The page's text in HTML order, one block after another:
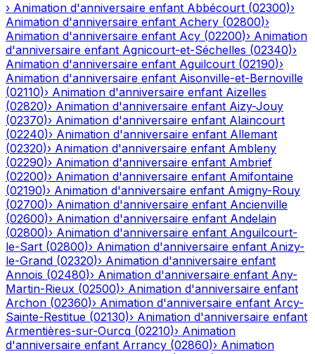
› Animation d'anniversaire enfant Abbécourt (02300)›
Animation d'anniversaire enfant Achery (02800)›
Animation d'anniversaire enfant Acy (02200)› Animation
d'anniversaire enfant Agnicourt-et-Séchelles (02340)›
Animation d'anniversaire enfant Aguilcourt (02190)›
Animation d'anniversaire enfant Aisonville-et-Bernoville
(02110)› Animation d'anniversaire enfant Aizelles
(02820)› Animation d'anniversaire enfant Aizy-Jouy
(02370)› Animation d'anniversaire enfant Alaincourt
(02240)› Animation d'anniversaire enfant Allemant
(02320)› Animation d'anniversaire enfant Ambleny
(02290)› Animation d'anniversaire enfant Ambrief
(02200)› Animation d'anniversaire enfant Amifontaine
(02190)› Animation d'anniversaire enfant Amigny-Rouy
(02700)› Animation d'anniversaire enfant Ancienville
(02600)› Animation d'anniversaire enfant Andelain
(02800)› Animation d'anniversaire enfant Anguilcourt-
le-Sart (02800)› Animation d'anniversaire enfant Anizy-
le-Grand (02320)› Animation d'anniversaire enfant
Annois (02480)› Animation d'anniversaire enfant Any-
Martin-Rieux (02500)› Animation d'anniversaire enfant
Archon (02360)› Animation d'anniversaire enfant Arcy-
Sainte-Restitue (02130)› Animation d'anniversaire enfant
Armentières-sur-Ourcq (02210)› Animation
d'anniversaire enfant Arrancy (02860)› Animation